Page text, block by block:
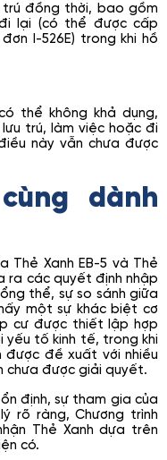
trú đồng thời, bao gồm
lại (có thể được cấp
I-526E) trong khi hồ
thể không khả dụng,
trú, làm việc hoặc đi
này vẫn chưa được
dành
Thẻ Xanh EB-5 và Thẻ
ra các quyết định nhập
thể, sự so sánh giữa
một sự khác biệt cơ
cư được thiết lập hợp
yếu tố kinh tế, trong khi
được đề xuất với nhiều
chưa được giải quyết.
định, sự tham gia của
rõ ràng, Chương trình
Thẻ Xanh dựa trên
có.